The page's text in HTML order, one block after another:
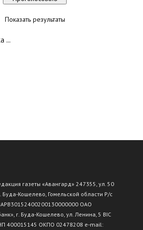
Показать результаты
...
газеты «Авангард» 247355, ул. 50
Буда-Кошелево, Гомельской области Р/с
ОАО
г. Буда-Кошелево, ул. Ленина, 5 BIC
400015145 ОКПО 02478208 e-mail: